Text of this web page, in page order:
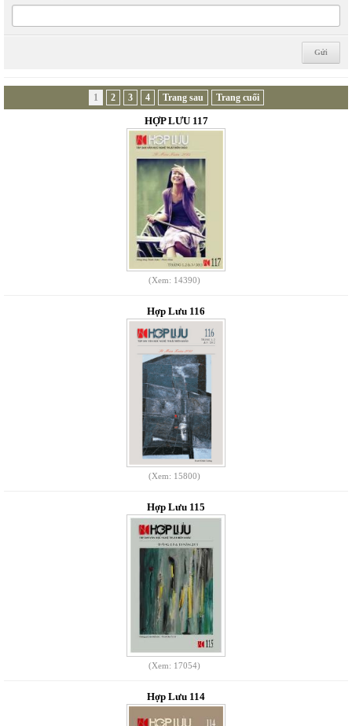
1 2 3 4 Trang sau Trang cuối
HỢP LƯU 117
(Xem: 14390)
Hợp Lưu 116
(Xem: 15800)
Hợp Lưu 115
(Xem: 17054)
Hợp Lưu 114